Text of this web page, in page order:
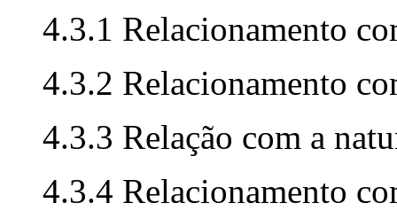
4.3.1 Relacionamento
4.3.2 Relacionamento
4.3.3 Relação com a
4.3.4 Relacionamento